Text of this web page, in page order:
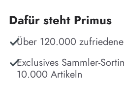
Dafür steht Primus
Über 120.000
Exclusives Sammler-
10.000 Artikeln